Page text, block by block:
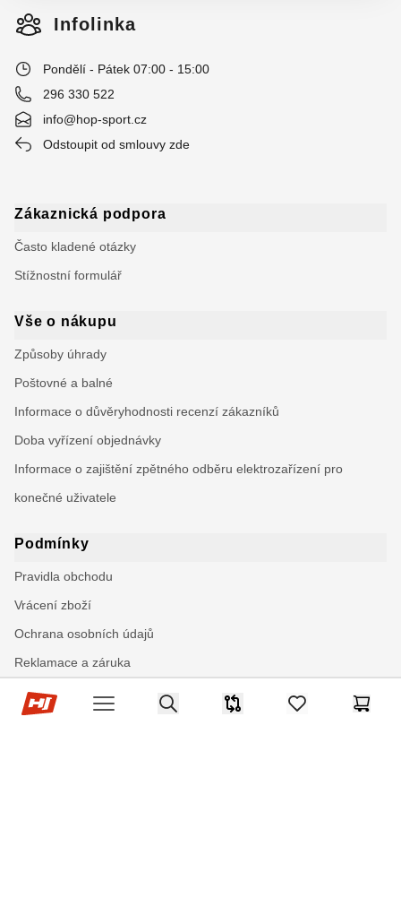
Hop-Sport.cz
Open menu
Search
Srovnávač items in favorites,
Košík
Infolinka
Pondělí - Pátek 07:00 - 15:00
296 330 522
info@hop-sport.cz
Odstoupit od smlouvy zde
Zákaznická podpora
Často kladené otázky
Stížnostní formulář
Vše o nákupu
Způsoby úhrady
Poštovné a balné
Informace o důvěryhodnosti recenzí zákazníků
Doba vyřízení objednávky
Informace o zajištění zpětného odběru elektrozařízení pro
konečné uživatele
Podmínky
Pravidla obchodu
Vrácení zboží
Ochrana osobních údajů
Reklamace a záruka
Cookies